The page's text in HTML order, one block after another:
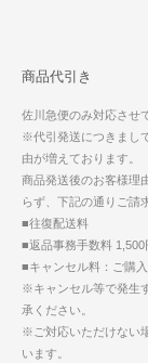
商品代引き
佐川急便のみ対応させ
※代引発送につきまし
由が増えております。
商品発送後のお客様理
らず、下記の通りご請
■往復配送料
■返品事務手数料 1,500
■キャンセル料：ご購
※キャンセル等で発生
承ください。
※ご対応いただけない
います。